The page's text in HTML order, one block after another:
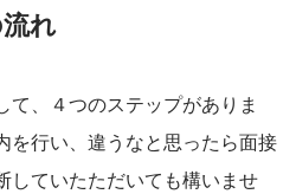
れ
て、４つのステップがありま
を行い、違うなと思ったら面接
していたただいても構いませ